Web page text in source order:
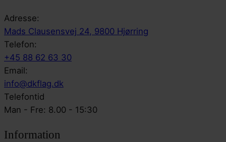
Adresse:
Mads Clausensvej 24, 9800 Hjørring
Telefon:
+45 88 62 63 30
Email:
info@dkflag.dk
Telefontid
Man - Fre: 8.00 - 15:30
Information